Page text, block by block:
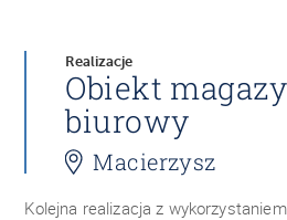
Realizacje
Obiekt
biurowy
Macierzysz
Kolejna realizacja z